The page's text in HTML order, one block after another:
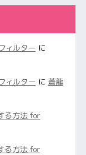
ィルター に
ィルター に 蒼龍
る方法 for
る方法 for